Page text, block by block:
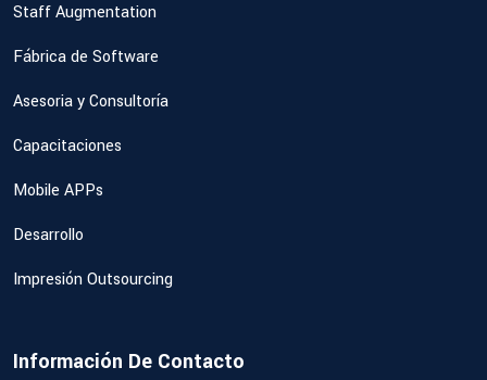
Staff Augmentation
Fábrica de Software
Asesoria y Consultoría
Capacitaciones
Mobile APPs
Desarrollo
Impresión Outsourcing
Información De Contacto